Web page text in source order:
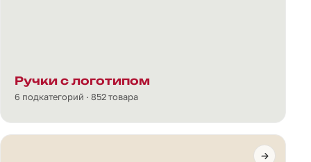
Ручки с логотипом
6 подкатегорий · 852 товара